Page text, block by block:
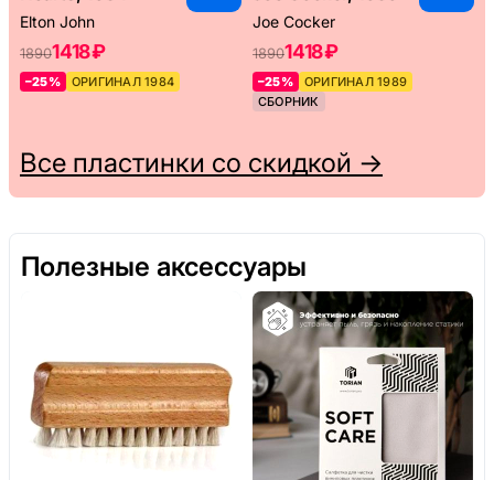
Elton John
18901418 ₽
–25% ОРИГИНАЛ 1984
Joe Cocker
18901418 ₽
–25%
ОРИГИНАЛ 1989
СБОРНИК
Все пластинки со скидкой →
Полезные аксессуары